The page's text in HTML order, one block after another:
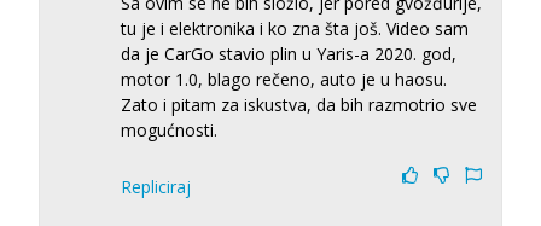
tu je i elektronika i ko zna šta još. Video sam
da je CarGo stavio plin u Yaris-a 2020. god,
motor 1.0, blago rečeno, auto je u haosu.
Zato i pitam za iskustva, da bih razmotrio sve
mogućnosti.
Repliciraj